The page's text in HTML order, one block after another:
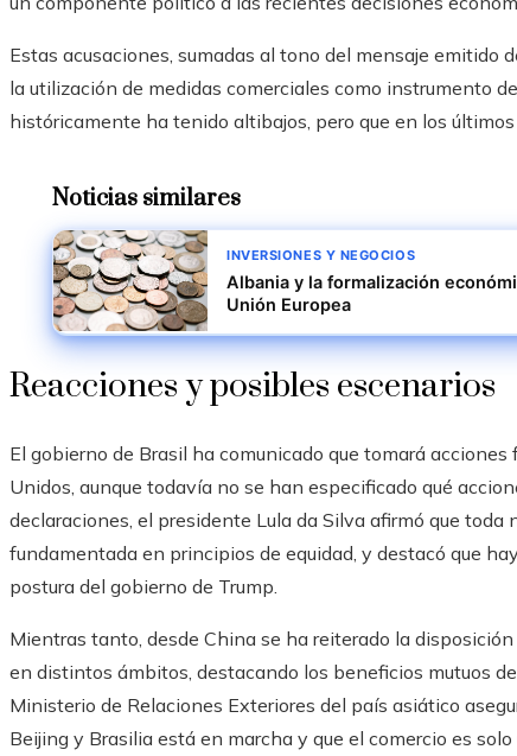
Estas acusaciones, sumadas al tono del mensaje emitido
la utilización de medidas comerciales como instrumento
históricamente ha tenido altibajos, pero que en los
Noticias similares
INVERSIONES Y NEGOCIOS
Albania y la formalización
Unión Europea
Reacciones y posibles escenarios
El gobierno de Brasil ha comunicado que tomará
Unidos, aunque todavía no se han especificado qué
declaraciones, el presidente Lula da Silva afirmó que
fundamentada en principios de equidad, y destacó que
postura del gobierno de Trump.
Mientras tanto, desde China se ha reiterado la
en distintos ámbitos, destacando los beneficios mutuos
Ministerio de Relaciones Exteriores del país asiático
Beijing y Brasilia está en marcha y que el comercio es